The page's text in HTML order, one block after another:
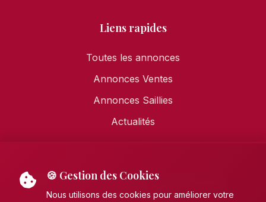
Liens rapides
Toutes les annonces
Annonces Ventes
Annonces Saillies
Actualités
Mentions légales • Politique de confidentialité
Politique de cookies
🍪 Gestion des Cookies
Nous utilisons des cookies pour améliorer votre